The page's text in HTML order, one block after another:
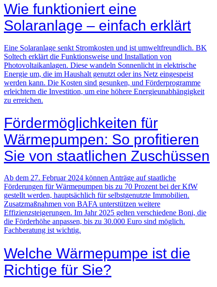
Wie funktioniert eine
Solaranlage – einfach erklärt
Eine Solaranlage senkt Stromkosten und ist umweltfreundlich. BK
Soltech erklärt die Funktionsweise und Installation von
Photovoltaikanlagen. Diese wandeln Sonnenlicht in elektrische
Energie um, die im Haushalt genutzt oder ins Netz eingespeist
werden kann. Die Kosten sind gesunken, und Förderprogramme
erleichtern die Investition, um eine höhere Energieunabhängigkeit
zu erreichen.
Fördermöglichkeiten für
Wärmepumpen: So profitieren
Sie von staatlichen Zuschüssen
Ab dem 27. Februar 2024 können Anträge auf staatliche
Förderungen für Wärmepumpen bis zu 70 Prozent bei der KfW
gestellt werden, hauptsächlich für selbstgenutzte Immobilien.
Zusatzmaßnahmen von BAFA unterstützen weitere
Effizienzsteigerungen. Im Jahr 2025 gelten verschiedene Boni, die
die Förderhöhe anpassen, bis zu 30.000 Euro sind möglich.
Fachberatung ist wichtig.
Welche Wärmepumpe ist die
Richtige für Sie?